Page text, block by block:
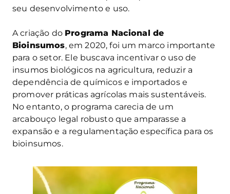
seu desenvolvimento e uso.
A criação do Programa Nacional de
Bioinsumos, em 2020, foi um marco importante
para o setor. Ele buscava incentivar o uso de
insumos biológicos na agricultura, reduzir a
dependência de químicos e importados e
promover práticas agrícolas mais sustentáveis.
No entanto, o programa carecia de um
arcabouço legal robusto que amparasse a
expansão e a regulamentação específica para os
bioinsumos.